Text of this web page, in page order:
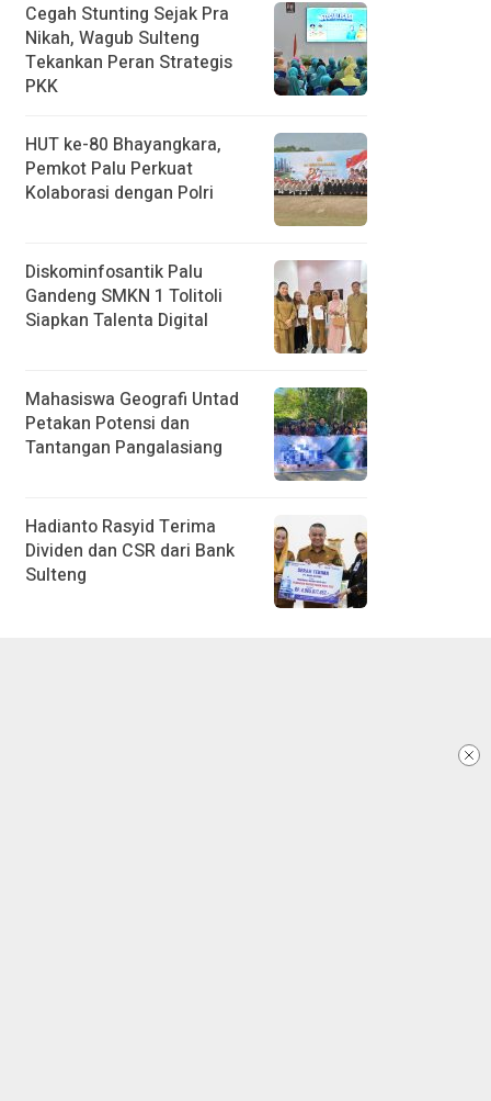
Cegah Stunting Sejak Pra
Nikah, Wagub Sulteng
Tekankan Peran Strategis
PKK
HUT ke-80 Bhayangkara,
Pemkot Palu Perkuat
Kolaborasi dengan Polri
Diskominfosantik Palu
Gandeng SMKN 1 Tolitoli
Siapkan Talenta Digital
Mahasiswa Geografi Untad
Petakan Potensi dan
Tantangan Pangalasiang
Hadianto Rasyid Terima
Dividen dan CSR dari Bank
Sulteng